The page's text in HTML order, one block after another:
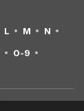
L M
N
0-9